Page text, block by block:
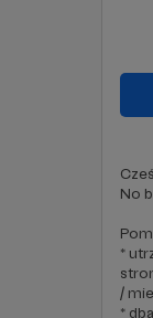
No
*
/
*